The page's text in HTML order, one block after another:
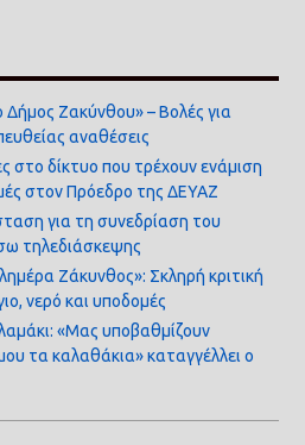
Ζακύνθου» – Βολές για
αναθέσεις
στο δίκτυο που τρέχουν ενάμιση
στον Πρόεδρο της ΔΕΥΑΖ
για τη συνεδρίαση του
τηλεδιάσκεψης
Ζάκυνθος»: Σκληρή κριτική
νερό και υποδομές
«Μας υποβαθμίζουν
τα καλαθάκια» καταγγέλλει ο